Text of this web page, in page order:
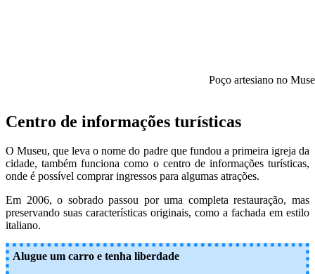
Poço artesiano no
Centro de informações turísticas
O Museu, que leva o nome do padre que fundou a primeira igreja da
cidade, também funciona como o centro de informações turísticas,
onde é possível comprar ingressos para algumas atrações.
Em 2006, o sobrado passou por uma completa restauração, mas
preservando suas características originais, como a fachada em estilo
italiano.
Alugue um carro e tenha liberdade